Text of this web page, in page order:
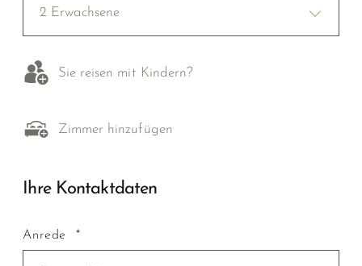
2 Erwachsene
Sie reisen mit Kindern?
Zimmer hinzufügen
Ihre Kontaktdaten
Anrede *